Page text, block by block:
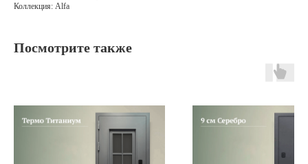
Коллекция: Alfa
Посмотрите также